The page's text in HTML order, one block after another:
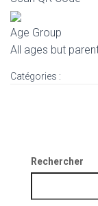
Age Group
All ages but
Catégories :
Rechercher